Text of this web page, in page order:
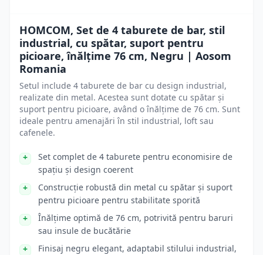
HOMCOM, Set de 4 taburete de bar, stil
industrial, cu spătar, suport pentru
picioare, înălțime 76 cm, Negru | Aosom
Romania
Setul include 4 taburete de bar cu design industrial,
realizate din metal. Acestea sunt dotate cu spătar și
suport pentru picioare, având o înălțime de 76 cm. Sunt
ideale pentru amenajări în stil industrial, loft sau
cafenele.
Set complet de 4 taburete pentru economisire de
spațiu și design coerent
Construcție robustă din metal cu spătar și suport
pentru picioare pentru stabilitate sporită
Înălțime optimă de 76 cm, potrivită pentru baruri
sau insule de bucătărie
Finisaj negru elegant, adaptabil stilului industrial,